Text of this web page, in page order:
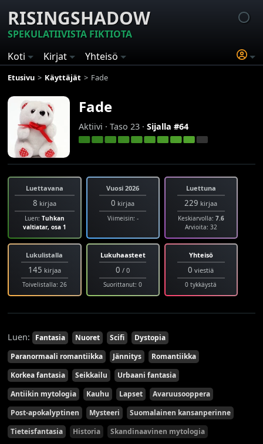
RISINGSHADOW
SPEKULATIIVISTA FIKTIOTA
Koti
Kirjat Yhteisö
Etusivu Käyttäjät Fade
Fade
Aktiivi · Taso 23 · Sijalla #64
Luettavana
8 kirjaa
Luen: Tuhkan
valtiatar, osa 1
Vuosi 2026
0 kirjaa
Viimeisin: -
Luettuna
229 kirjaa
Keskiarvolla: 7.6
Arvioita: 32
Lukulistalla
145 kirjaa
Toivelistalla: 26
Lukuhaasteet
0 / 0
Suorittanut: 0
Yhteisö
0 viestiä
0 tykkäystä
Luen: Fantasia Nuoret Scifi
Dystopia
Paranormaali romantiikka
Jännitys
Romantiikka
Korkea fantasia
Seikkailu
Urbaani fantasia
Antiikin mytologia
Kauhu Lapset
Avaruusooppera
Post-apokalyptinen
Mysteeri
Suomalainen kansanperinne
Tieteisfantasia
Historia
Skandinaavinen mytologia